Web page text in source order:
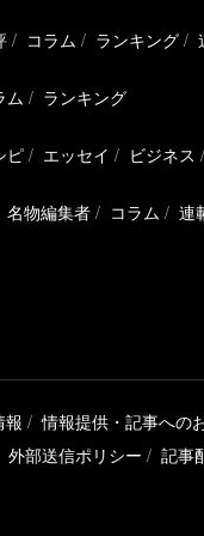
コラム ランキング
ム ランキング
ピ エッセイ ビジネス
名物編集者 コラム 連
報 情報提供・記事への
外部送信ポリシー 記事